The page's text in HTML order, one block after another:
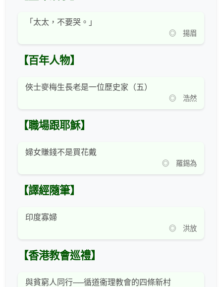
「太太，不要哭。」
◎ 揚眉
【百年人物】
俠士麥梅生長老是一位歷史家（五）
◎ 浩然
【職場跟耶穌】
婦女賺錢不是買花戴
◎ 羅錫為
【譯經隨筆】
印度寡婦
◎ 洪放
【香港教會巡禮】
與貧窮人同行──循道衞理教會的四條新村